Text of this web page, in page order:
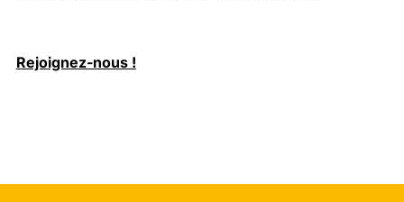
Rejoignez-nous !